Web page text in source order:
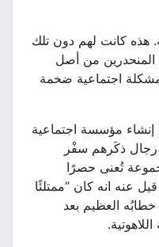
هذه كانت لهم دون تلك
من أصل
اجتماعية ضخمة
مؤسسة اجتماعية
ذكَرهم سفْر
تُعنى حصرًا
عنه انه كان “ممتلئًا
العظيم بعد